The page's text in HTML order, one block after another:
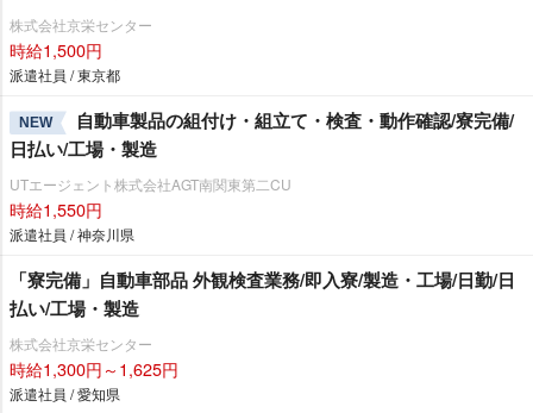
株式会社京栄センター
時給1,500円
派遣社員 / 東京都
NEW
自動車製品の組付け・組立て・検査・動作確認/寮完備/
日払い/工場・製造
UTエージェント株式会社AGT南関東第二CU
時給1,550円
派遣社員 / 神奈川県
「寮完備」自動車部品 外観検査業務/即入寮/製造・工場/日勤/日
払い/工場・製造
株式会社京栄センター
時給1,300円～1,625円
派遣社員 / 愛知県